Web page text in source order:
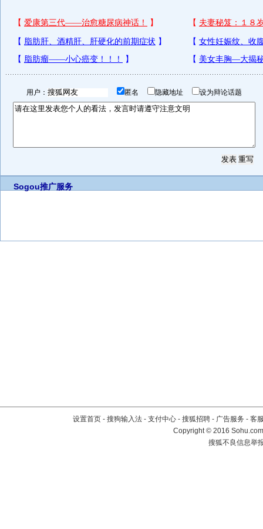
用户： 匿名 隐藏地址 设为辩论话题
Sogou推广服务
设置首页 - 搜狗输入法 - 支付中心 - 搜狐招聘 - 广告服务 - 客
Copyright©2016
搜狐不良信息举